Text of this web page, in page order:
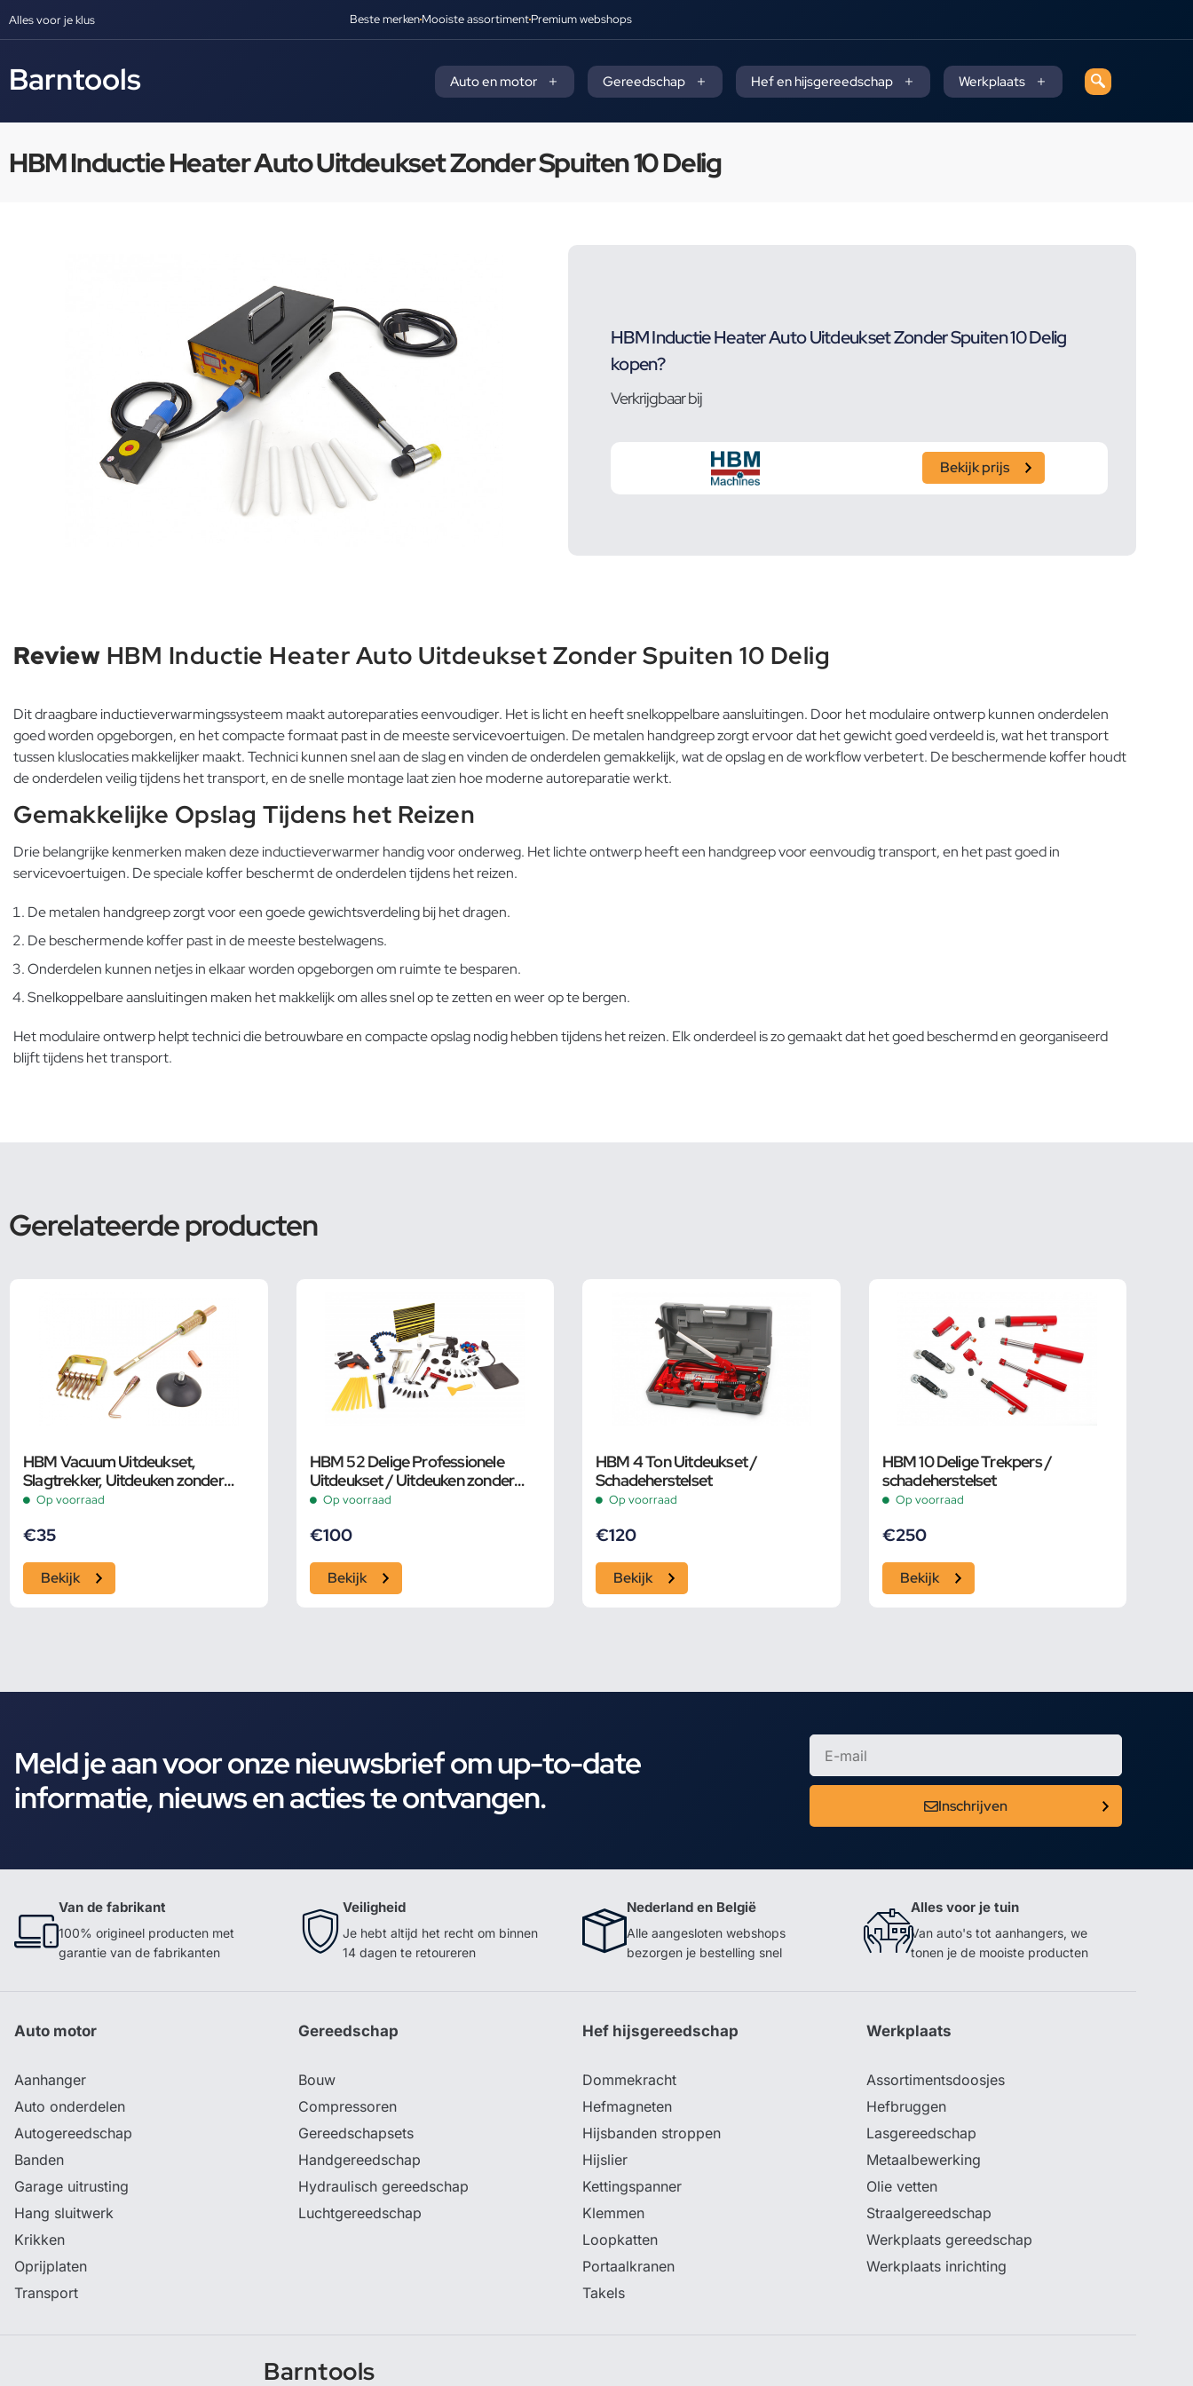
Alles voor je klus Beste merkenMooiste assortimentPremium webshops
Barntools Auto en motor Gereedschap Hef en hijsgereedschap Werkplaats
HBM Inductie Heater Auto Uitdeukset Zonder Spuiten 10 Delig
HBM Inductie Heater Auto Uitdeukset Zonder Spuiten 10 Delig
kopen?
Verkrijgbaar bij
Bekijk prijs
Review HBM Inductie Heater Auto Uitdeukset Zonder Spuiten 10 Delig
Dit draagbare inductieverwarmingssysteem maakt autoreparaties eenvoudiger. Het is licht en heeft snelkoppelbare aansluitingen. Door het modulaire ontwerp kunnen onderdelen
goed worden opgeborgen, en het compacte formaat past in de meeste servicevoertuigen. De metalen handgreep zorgt ervoor dat het gewicht goed verdeeld is, wat het transport
tussen kluslocaties makkelijker maakt. Technici kunnen snel aan de slag en vinden de onderdelen gemakkelijk, wat de opslag en de workflow verbetert. De beschermende koffer houdt
de onderdelen veilig tijdens het transport, en de snelle montage laat zien hoe moderne autoreparatie werkt.
Gemakkelijke Opslag Tijdens het Reizen
Drie belangrijke kenmerken maken deze inductieverwarmer handig voor onderweg. Het lichte ontwerp heeft een handgreep voor eenvoudig transport, en het past goed in
servicevoertuigen. De speciale koffer beschermt de onderdelen tijdens het reizen.
De metalen handgreep zorgt voor een goede gewichtsverdeling bij het dragen.
De beschermende koffer past in de meeste bestelwagens.
Onderdelen kunnen netjes in elkaar worden opgeborgen om ruimte te besparen.
Snelkoppelbare aansluitingen maken het makkelijk om alles snel op te zetten en weer op te bergen.
Het modulaire ontwerp helpt technici die betrouwbare en compacte opslag nodig hebben tijdens het reizen. Elk onderdeel is zo gemaakt dat het goed beschermd en georganiseerd
blijft tijdens het transport.
Gerelateerde producten
HBM Vacuum Uitdeukset,
Slagtrekker, Uitdeuken zonder
spuiten met 3 Opzetstukken
Op voorraad
€35
Bekijk
HBM 52 Delige Professionele
Uitdeukset / Uitdeuken zonder
spuiten
Op voorraad
€100
Bekijk
HBM 4 Ton Uitdeukset /
Schadeherstelset
Op voorraad
€120
Bekijk
HBM 10 Delige Trekpers /
schadeherstelset
Op voorraad
€250
Bekijk
Meld je aan voor onze nieuwsbrief om up-to-date
informatie, nieuws en acties te ontvangen.
Inschrijven
Van de fabrikant
100% origineel producten met
garantie van de fabrikanten
Veiligheid
Je hebt altijd het recht om binnen
14 dagen te retoureren
Nederland en België
Alle aangesloten webshops
bezorgen je bestelling snel
Alles voor je tuin
Van auto's tot aanhangers, we
tonen je de mooiste producten
Auto motor
Aanhanger
Auto onderdelen
Autogereedschap
Banden
Garage uitrusting
Hang sluitwerk
Krikken
Oprijplaten
Transport
Gereedschap
Bouw
Compressoren
Gereedschapsets
Handgereedschap
Hydraulisch gereedschap
Luchtgereedschap
Hef hijsgereedschap
Dommekracht
Hefmagneten
Hijsbanden stroppen
Hijslier
Kettingspanner
Klemmen
Loopkatten
Portaalkranen
Takels
Werkplaats
Assortimentsdoosjes
Hefbruggen
Lasgereedschap
Metaalbewerking
Olie vetten
Straalgereedschap
Werkplaats gereedschap
Werkplaats inrichting
Barntools